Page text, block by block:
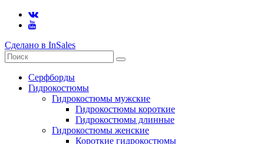
Сделано в InSales
Серфборды
Гидрокостюмы
Гидрокостюмы мужские
Гидрокостюмы короткие
Гидрокостюмы длинные
Гидрокостюмы женские
Короткие гидрокостюмы